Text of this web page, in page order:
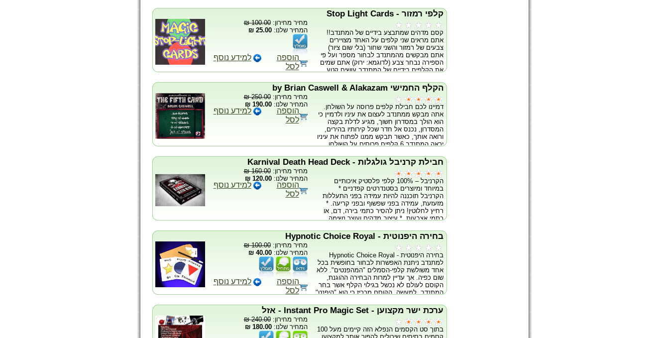
קלפים סטנד אפ חבילת החלפה מהלכי כוסות
וכדורים קלף לארנק מקצועי כדור למטפחת
מהלך חבל חדש מקל נעלם מסטיק דרך חלון
והרבה הרבה יותר ! בהתחייבות בדיוידי זה
מקבלים: איך לרחף - דיוידי קלף מרחף ע''י ג'ון
ג'נסן שטר מרחף ע''י ג'ון ג'נסן חבילה בלתי
נראית כחולה בייסיקל שעונים ע''י קווין קינג קסמי
מסטיקים ווליומים 1-2 ע''י ג'יימס כאוטס וניקולס
בירד 101 קסמים ע אצבעון ע''י רויאך מג'יק –
סט שלם של קסמי רחוב -5 מגזינים
קלפי רמזור - Stop Light Cards
קסם מדהים שמתבצע בידיים של המתנדב!!
אתם מראים שני קלפים על האחד מצויירים
צבעים של רמזור והשני שחור (בלי שום ציור)
אתם מבקשים מהמתנדב לבחור מספר ועל פי
הספירה נבחר צבע (לדוגמא: ירוק) אתם שמים
את הקלפים בידיים של המתנדב עושים קטע
וקופץ לקלף השחור!!
מחיר מחירון:100.00 ₪
המחיר שלנו:25.00 ₪
הוספה
לסל
למידע נוסף
הקלף החמישי by Brian Caswell & Alakazam
דמיינו לכם חבילת קלפים פרוסה על השולחן.
אתה מבקש ממתנדב לעצום את עיניו ולדמיין כי
הוא הולך במסדרון חשוך, מגיע לדלת בקצה
המסדרון, נכנס אל חדר שכל קירותיו בהירים,
ורואה אותך, כאשר תבקש ממנו לפתוח את עיניו
יראה המתנדב 6 קלפים פרוסים על השולחן.
והיכן מונח. אתה מבקש ממנו לציין את 6
הקלפים, אחד אחרי השני. לאט לאט אתה עובר
מעל הקלפים ומתחיל להפוך אותם עם גבם
למעלה. כרטיס ראשון, שני, שלישי. הינך מדלג
על הכרטיס הנבחר וממשיך הלאה. להפתעת
המתנדב, הינך מרים את הקלף כשאתה יודע
שאף אחד לא יאמין לך שבאמת זהו הקלף שבחר
המתנדב ועל גבו יהיה רשום "ידעתי שתבחר
בקלף זה" באורך פלא! התדהמה הרבה שתעלה
אותך.
מחיר מחירון:250.00 ₪
המחיר שלנו:190.00 ₪
הוספה
לסל
למידע נוסף
חבילת קרניבל גולגלות - Karnival Death Head Deck
הקרניבל – 100% קלפי פלסטיק איכותיים
במיוחד ומיוצרים בסטנדרטים קפדניים *
הקרניבל תוכננה להיות עמידה בפני התעללות
מזעזעת, עמידה בפני שפשוף ובפני קריעה. *
רחיץ לחלוטין! ניתן להסיר כתמי בירה, דם, או
כתמי אצבעות. * עיצוב מדהים ועוצר נשימה,
לכל קוסם מתחיל ומתקדם. -מהדורה מוגבלת-
מחיר מחירון:160.00 ₪
המחיר שלנו:120.00 ₪
הוספה
לסל
למידע נוסף
בחירה היפנוטית - Hypnotic Choice Royal
בחירה היפנוטית - Hypnotic Choice Royal
למתנדב ניתנת האפשרות לבחור בחופשית בכל
אחד משולשת קלפי-הסמלים "המהפנטים". ללא
שום כפיה. אך עדיין למרות הבחירה ההוגנת,
הקוסם לעולם לא נכשל בגילוי הקלף אשר בחר
המתנדב. למעשה, הקוסם מכריז כי הוא "היפנט"
את טענותיו, הקוסם מראה כי ידע מראש איזה
קלף הוא יכפה על המתנדב לבחור בעזרת ככל
הנראה "היפנוזה". קל לביצוע ומשאיר אחריו
רושם עצום. הקלפים הנ"ל מגיעים עם הסבר
מחיר מחירון:100.00 ₪
המחיר שלנו:40.00 ₪
הוספה
לסל
למידע נוסף
ערכת ישר מקצוען - Instant Pro Magic Set - אזל
בתוך סט הקסמים הנפלא הזה קיימים מעל 100
מחיר מחירון:240.00 ₪
המחיר שלנו:180.00 ₪